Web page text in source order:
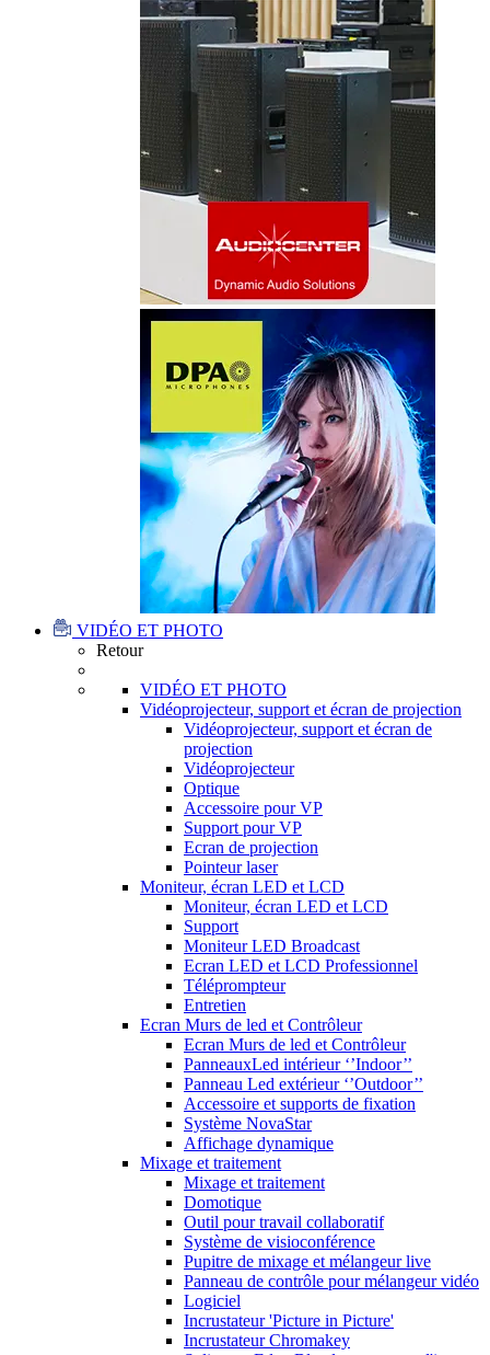
VIDÉO ET PHOTO
Retour
VIDÉO ET PHOTO
Vidéoprojecteur, support et écran de projection
Vidéoprojecteur, support et écran de
projection
Vidéoprojecteur
Optique
Accessoire pour VP
Support pour VP
Ecran de projection
Pointeur laser
Moniteur, écran LED et LCD
Moniteur, écran LED et LCD
Support
Moniteur LED Broadcast
Ecran LED et LCD Professionnel
Téléprompteur
Entretien
Ecran Murs de led et Contrôleur
Ecran Murs de led et Contrôleur
PanneauxLed intérieur ‘’Indoor’’
Panneau Led extérieur ‘’Outdoor’’
Accessoire et supports de fixation
Système NovaStar
Affichage dynamique
Mixage et traitement
Mixage et traitement
Domotique
Outil pour travail collaboratif
Système de visioconférence
Pupitre de mixage et mélangeur live
Panneau de contrôle pour mélangeur vidéo
Logiciel
Incrustateur 'Picture in Picture'
Incrustateur Chromakey